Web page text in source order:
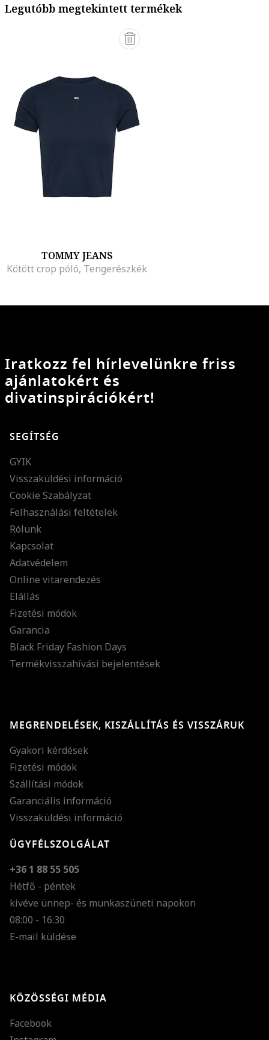
Legutóbb megtekintett termékek
TOMMY JEANS
Kötött crop póló, Tengerészkék
Iratkozz fel hírlevelünkre friss
ajánlatokért és
divatinspirációkért!
SEGÍTSÉG
GYIK
Visszaküldési információ
Cookie Szabályzat
Felhasználási feltételek
Rólunk
Kapcsolat
Adatvédelem
Online vitarendezés
Elállás
Fizetési módok
Garancia
Black Friday Fashion Days
Termékvisszahívási bejelentések
MEGRENDELÉSEK, KISZÁLLÍTÁS ÉS VISSZÁRUK
Gyakori kérdések
Fizetési módok
Szállítási módok
Garanciális információ
Visszaküldési információ
ÜGYFÉLSZOLGÁLAT
+36 1 88 55 505
Hétfő - péntek
kivéve ünnep- és munkaszüneti napokon
08:00 - 16:30
E-mail küldése
KÖZÖSSÉGI MÉDIA
Facebook